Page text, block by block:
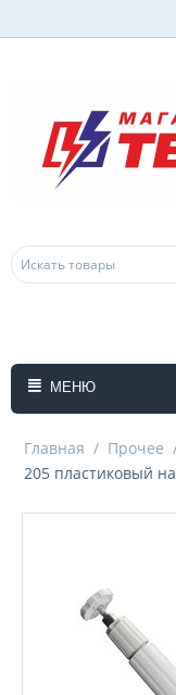
МЕНЮ
Главная / Прочее
205 пластиковый